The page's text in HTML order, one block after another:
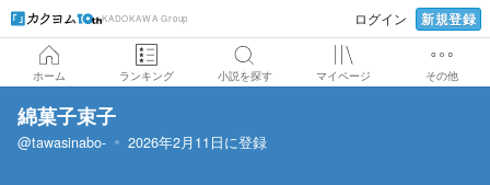
KADOKAWA Group ログイン 新規登録
ホーム ランキング 小説を探す マイページ その他
綿菓子束子
@tawasinabo- 2026年2月11日に登録